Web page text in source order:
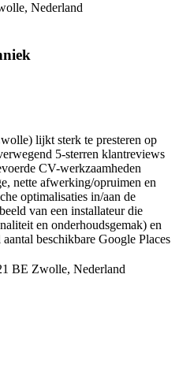
Nederland
lijkt sterk te presteren op
5-sterren klantreviews
CV-werkzaamheden
nette afwerking/opruimen en
optimalisaties in/aan de
van een installateur die
en onderhoudsgemak) en
beschikbare Google Places
BE Zwolle, Nederland